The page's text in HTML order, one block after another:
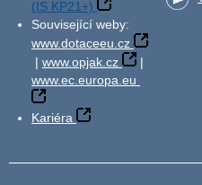
(IS KP21+)
Související weby:
www.dotaceeu.cz
| www.opjak.cz
|
www.ec.europa.eu
Kariéra